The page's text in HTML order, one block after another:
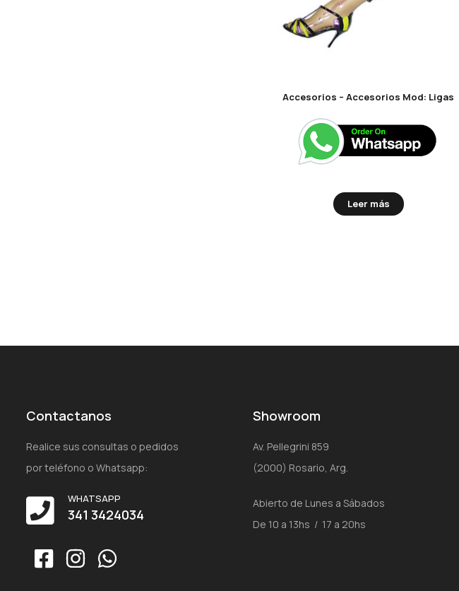
Accesorios – Accesorios Mod: Ligas
Leer más
Contactanos
Realice sus consultas o pedidos
por teléfono o Whatsapp:
WHATSAPP
341 3424034
Showroom
Av. Pellegrini 859
(2000) Rosario, Arg.
Abierto de Lunes a Sábados
De 10 a 13hs / 17 a 20hs